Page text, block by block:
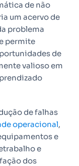
de não
um acervo de
problema
permite
de
valioso em
de falhas
operacional,
e
e
dos